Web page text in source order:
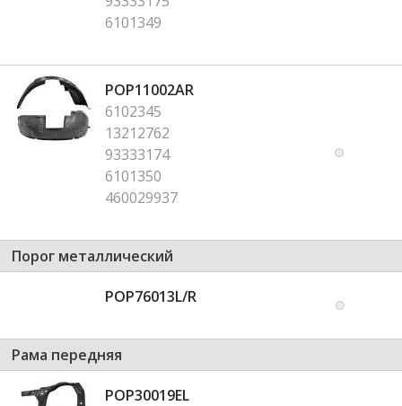
6101349
POP11002AR
6102345
13212762
93333174
6101350
460029937
Порог металлический
POP76013L/R
Рама передняя
POP30019EL